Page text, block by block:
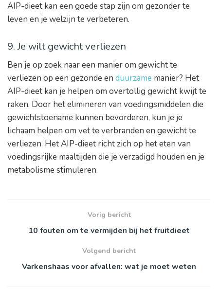
AIP-dieet kan een goede stap zijn om gezonder te
leven en je welzijn te verbeteren.
9. Je wilt gewicht verliezen
Ben je op zoek naar een manier om gewicht te
verliezen op een gezonde en duurzame manier? Het
AIP-dieet kan je helpen om overtollig gewicht kwijt te
raken. Door het elimineren van voedingsmiddelen die
gewichtstoename kunnen bevorderen, kun je je
lichaam helpen om vet te verbranden en gewicht te
verliezen. Het AIP-dieet richt zich op het eten van
voedingsrijke maaltijden die je verzadigd houden en je
metabolisme stimuleren.
Vorig bericht
10 fouten om te vermijden bij het fruitdieet
Volgend bericht
Varkenshaas voor afvallen: wat je moet weten